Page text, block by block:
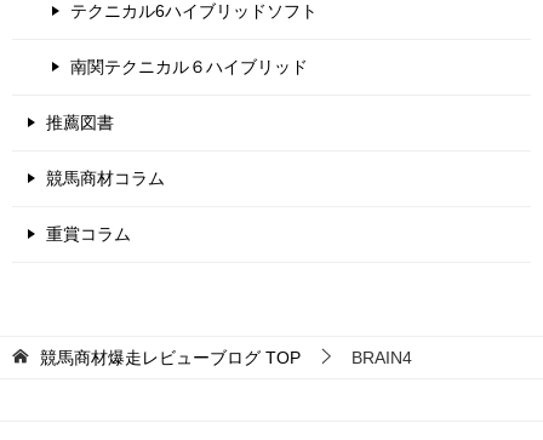
テクニカル6ハイブリッドソフト
南関テクニカル６ハイブリッド
推薦図書
競馬商材コラム
重賞コラム
競馬商材爆走レビューブログ TOP BRAIN4